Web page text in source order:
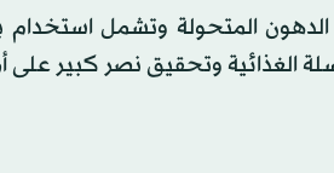
المتحولة وتشمل
الغذائية وتحقيق نصر كبير على